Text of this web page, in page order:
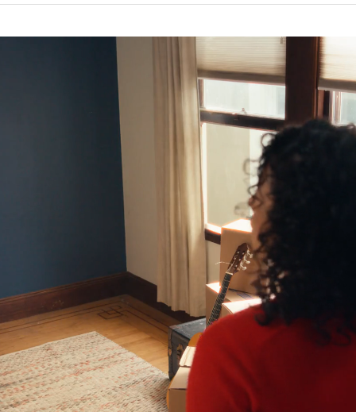
Oseba drži mobilni telefon, na katerem je prikazan prazen prostor,